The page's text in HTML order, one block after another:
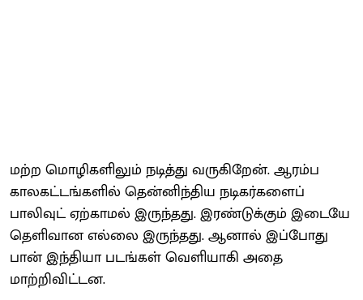
மற்ற மொழிகளிலும் நடித்து வருகிறேன். ஆரம்ப
காலகட்டங்களில் தென்னிந்திய நடிகர்களைப்
பாலிவுட் ஏற்காமல் இருந்தது. இரண்டுக்கும் இடையே
தெளிவான எல்லை இருந்தது. ஆனால் இப்போது
பான் இந்தியா படங்கள் வெளியாகி அதை
மாற்றிவிட்டன.